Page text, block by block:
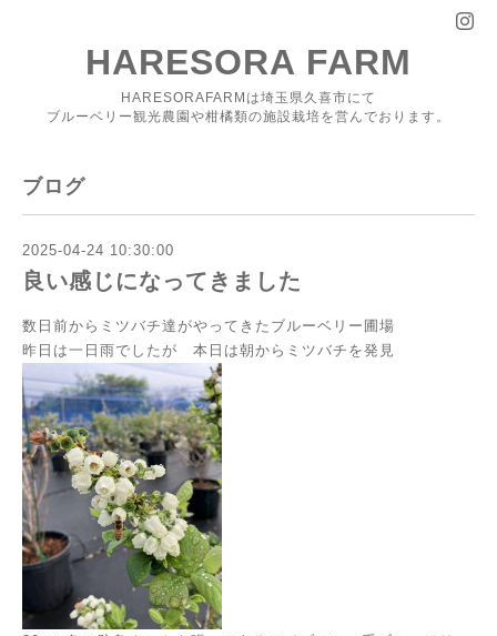
HARESORA FARM
HARESORAFARMは埼玉県久喜市にて
ブルーベリー観光農園や柑橘類の施設栽培を営んでおります。
ブログ
2025-04-24 10:30:00
良い感じになってきました
数日前からミツバチ達がやってきたブルーベリー圃場
昨日は一日雨でしたが 本日は朝からミツバチを発見